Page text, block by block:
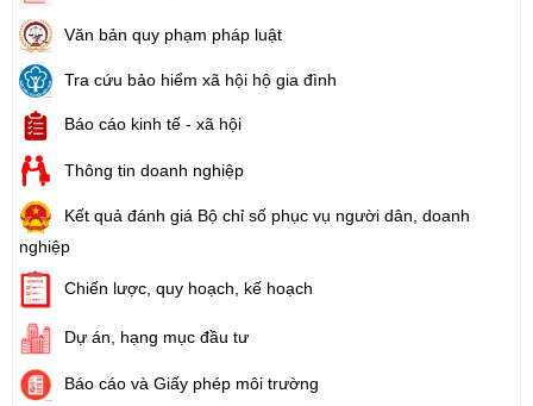
Văn bản quy phạm pháp luật
Tra cứu bảo hiểm xã hội hộ gia đình
Báo cáo kinh tế - xã hội
Thông tin doanh nghiệp
Kết quả đánh giá Bộ chỉ số phục vụ người dân, doanh
nghiệp
Chiến lược, quy hoạch, kế hoạch
Dự án, hạng mục đầu tư
Báo cáo và Giấy phép môi trường